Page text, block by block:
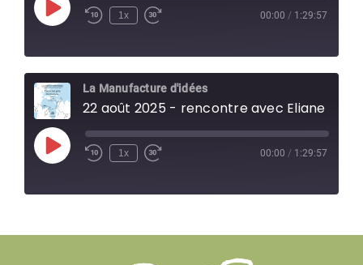
Play
Episode
1x 00:00 / 1:29:57
La Manufacture d'idées
22 août 2025 - rencontre avec Eliane Brum
Play
Episode
1x 00:00 / 1:29:57